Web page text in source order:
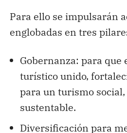
Para ello se impulsarán
englobadas en tres
Gobernanza: para que
turístico unido,
para un turismo
sustentable.
Diversificación para